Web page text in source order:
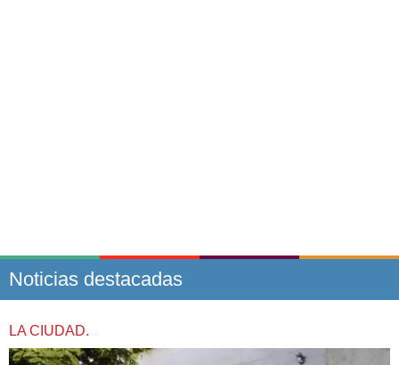
Noticias destacadas
LA CIUDAD.